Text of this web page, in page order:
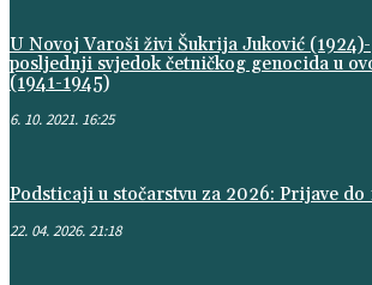
U Novoj Varoši živi Šukrija Juković (1924)-
posljednji svjedok četničkog genocida u
(1941-1945)
6. 10. 2021. 16:25
Podsticaji u stočarstvu za 2026: Prijave do
22. 04. 2026. 21:18